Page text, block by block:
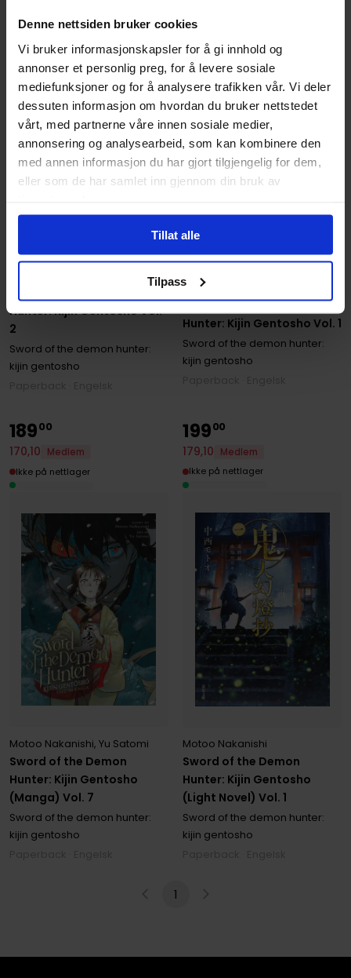
Denne nettsiden bruker cookies
Vi bruker informasjonskapsler for å gi innhold og
annonser et personlig preg, for å levere sosiale
mediefunksjoner og for å analysere trafikken vår. Vi deler
dessuten informasjon om hvordan du bruker nettstedet
vårt, med partnerne våre innen sosiale medier,
annonsering og analysearbeid, som kan kombinere den
med annen informasjon du har gjort tilgjengelig for dem,
eller som de har samlet inn gjennom din bruk av
Tillat alle
Tilpass
Hunter: Kijin Gentosho Vol.
2
Yu Satomi
Sword of the demon hunter:
kijin gentosho
Sword of the Demon
Hunter: Kijin Gentosho Vol. 1
Motoo Nakanishi
Sword of the demon hunter:
kijin gentosho
Sword of the Demon
Hunter: Kijin Gentosho
(Manga) Vol. 7
Motoo Nakanishi, Yu Satomi
Sword of the demon hunter:
kijin gentosho
18900
170,10
Medlem
Ikke på nettlager
Sword of the Demon
Hunter: Kijin Gentosho
(Light Novel) Vol. 1
Motoo Nakanishi
Sword of the demon hunter:
kijin gentosho
19900
179,10
Medlem
Ikke på nettlager
1